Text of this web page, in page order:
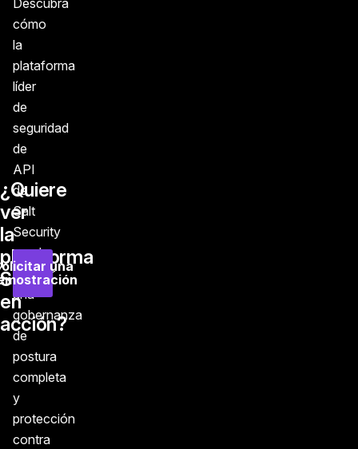
¿Quiere
ver
la
plataforma
Salt
en
acción?
Descubra
cómo
la
plataforma
líder
de
seguridad
de
API
de
Salt
Security
puede
ofrecer
una
gobernanza
de
postura
completa
y
protección
contra
una